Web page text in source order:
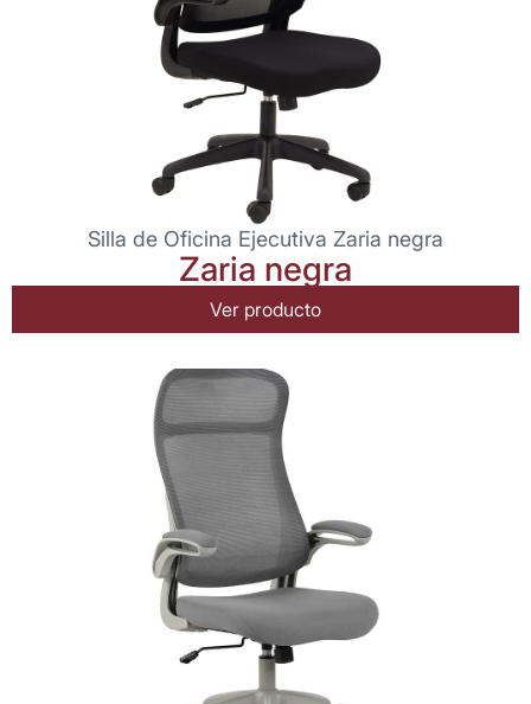
Silla de Oficina Ejecutiva Zaria negra
Zaria negra
Ver producto